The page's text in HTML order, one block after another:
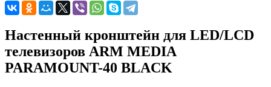
Настенный кронштейн для LED/LCD
телевизоров ARM MEDIA
PARAMOUNT-40 BLACK